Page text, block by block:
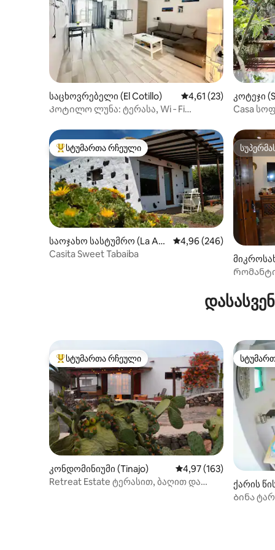
საცხოვრებელი (El Cotillo) საშუალო შეფასებაა
4,61 (23)
Კოტილო ლუნა: ტერასა, Wi ‑ Fi
კოტეჯი
Casa
სტუმართა რჩეული მოწინავე ვარიანტი
სტუმართა რჩეული
საოჯახო სასტუმრო (La Aso
mada)
საშუალო შეფასებაა
4,96 (246)
Casita Sweet Tabaiba
სტუმართა რჩეული მოწინავე ვარიანტი
სტუმართა რჩეული
კონდომინიუმი (Tinajo) საშუალო შეფასებაა
4,97 (163)
Retreat Estate ტერასით, ბაღით და
ქარის
Ბინა